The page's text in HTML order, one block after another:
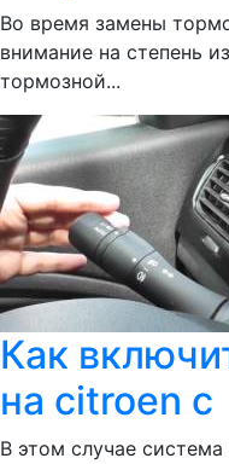
Во время замены
внимание на степень
тормозной...
Как
на citroen c
В этом случае